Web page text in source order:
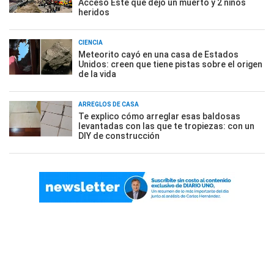
Acceso Este que dejó un muerto y 2 niños
heridos
CIENCIA
Meteorito cayó en una casa de Estados
Unidos: creen que tiene pistas sobre el origen
de la vida
ARREGLOS DE CASA
Te explico cómo arreglar esas baldosas
levantadas con las que te tropiezas: con un
DIY de construcción